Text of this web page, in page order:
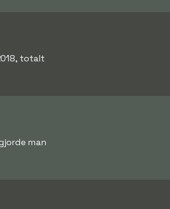
totalt
man